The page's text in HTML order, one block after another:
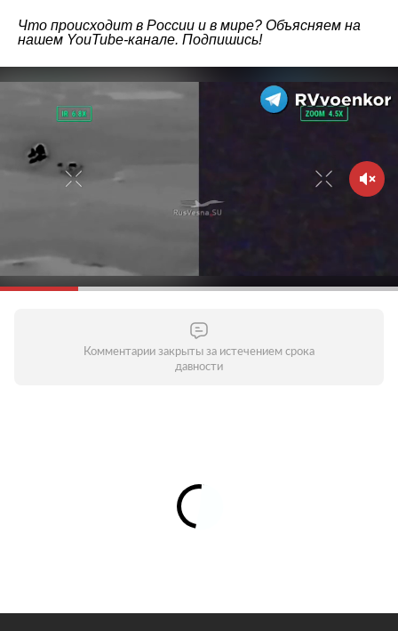
Что происходит в России и в мире? Объясняем на
нашем YouTube-канале. Подпишись!
Комментарии закрыты за истечением срока
давности